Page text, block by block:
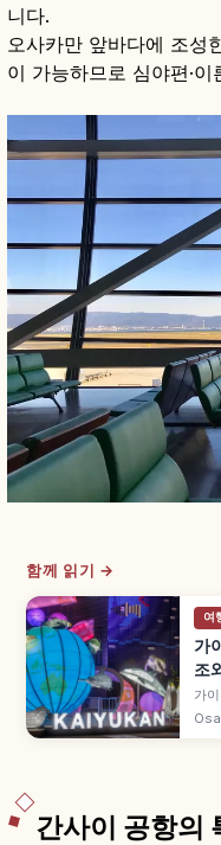
니다.
오사카만 앞바다에 조성
이 가능하므로 심야편·
함께 읽기 →
여
가
조
가
대
간사이 공항의